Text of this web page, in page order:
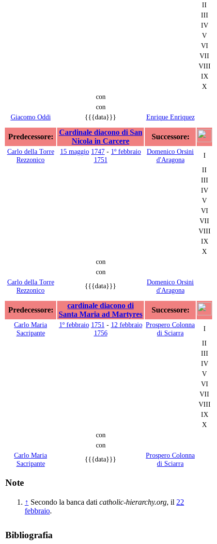
II
III
IV
V
VI
VII
VIII
IX
X
con
con
Giacomo Oddi
{{{data}}} Enrique Enriquez
Predecessore:
Cardinale diacono di San
Nicola in Carcere
Successore:
Carlo della Torre
Rezzonico
15 maggio 1747 - 1º febbraio
1751
Domenico Orsini
d'Aragona
I
II
III
IV
V
VI
VII
VIII
IX
X
con
con
Carlo della Torre
Rezzonico
{{{data}}}
Domenico Orsini
d'Aragona
Predecessore:
cardinale diacono di
Santa Maria ad Martyres
Successore:
Carlo Maria
Sacripante
1º febbraio 1751 - 12 febbraio
1756
Prospero Colonna
di Sciarra
I
II
III
IV
V
VI
VII
VIII
IX
X
con
con
Carlo Maria
Sacripante
{{{data}}}
Prospero Colonna
di Sciarra
Note
↑ Secondo la banca dati catholic-hierarchy.org, il 22
febbraio.
Bibliografia